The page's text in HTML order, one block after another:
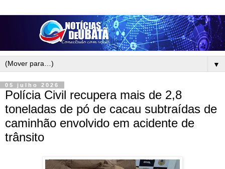
▼
05 julho 2026
Polícia Civil recupera mais de 2,8
toneladas de pó de cacau subtraídas de
caminhão envolvido em acidente de
trânsito